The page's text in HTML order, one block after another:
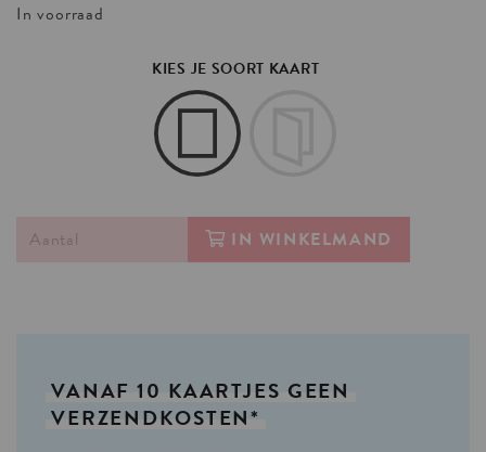
In voorraad
KIES JE SOORT KAART
IN WINKELMAND
VANAF 10 KAARTJES GEEN
VERZENDKOSTEN*